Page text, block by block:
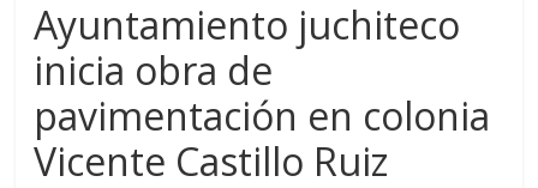
Ayuntamiento juchiteco
inicia obra de
pavimentación en colonia
Vicente Castillo Ruiz